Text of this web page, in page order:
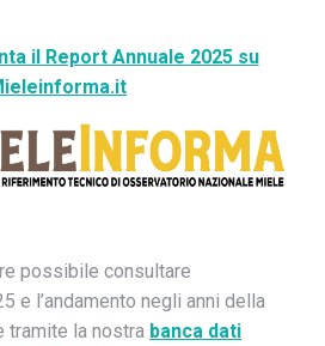
il Report Annuale 2025 su
possibile consultare
e l’andamento negli anni della
tramite la nostra banca dati